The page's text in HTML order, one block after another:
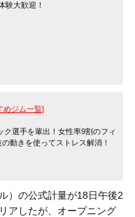
験大歓迎！
ジム一覧]
ク選手を輩出！女性率9割のフィ
動きを使ってストレス解消！
）の公式計量が18日午後2
アしたが、オープニング